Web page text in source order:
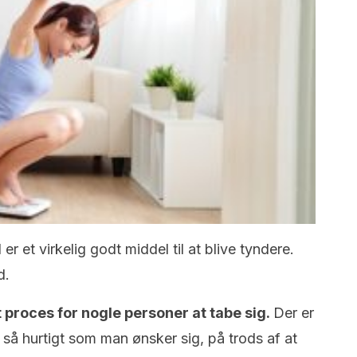
et virkelig godt middel til at blive tyndere.
for nogle personer at tabe sig. Der er
hurtigt som man ønsker sig, på trods af at